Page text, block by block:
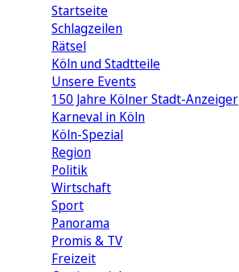
Startseite
Schlagzeilen
Rätsel
Köln und Stadtteile
Unsere Events
150 Jahre Kölner Stadt-Anzeiger
Karneval in Köln
Köln-Spezial
Region
Politik
Wirtschaft
Sport
Panorama
Promis & TV
Freizeit